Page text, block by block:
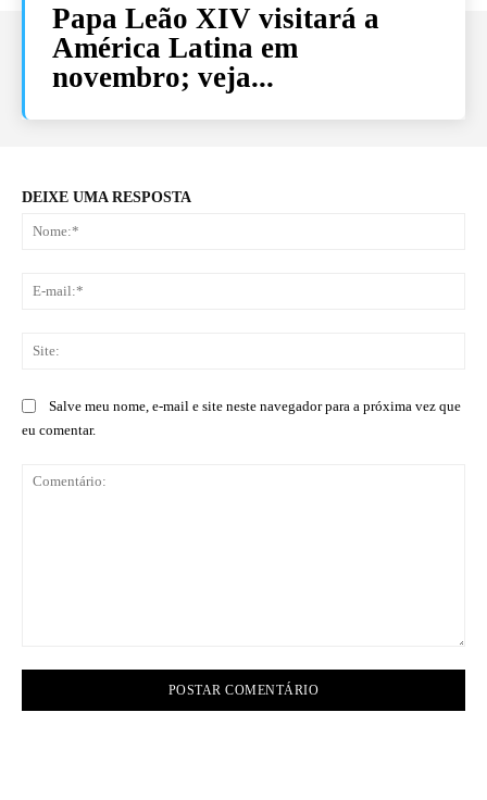
Papa Leão XIV visitará a
América Latina em
novembro; veja...
DEIXE UMA RESPOSTA
Salve meu nome, e-mail e site neste navegador para a próxima vez que
eu comentar.